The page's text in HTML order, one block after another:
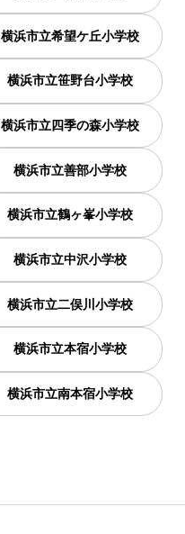
横浜市立希望ケ丘小学校
横浜市立笹野台小学校
横浜市立四季の森小学校
横浜市立善部小学校
横浜市立鶴ヶ峯小学校
横浜市立中沢小学校
横浜市立二俣川小学校
横浜市立本宿小学校
横浜市立南本宿小学校